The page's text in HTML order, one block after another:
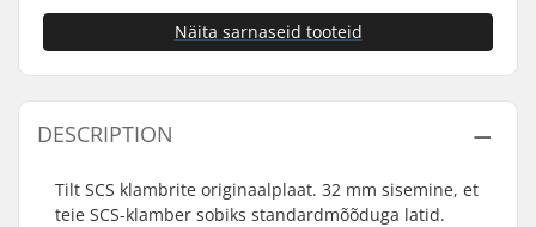
Näita sarnaseid tooteid
DESCRIPTION
Tilt SCS klambrite originaalplaat. 32 mm sisemine, et
teie SCS-klamber sobiks standardmõõduga latid.